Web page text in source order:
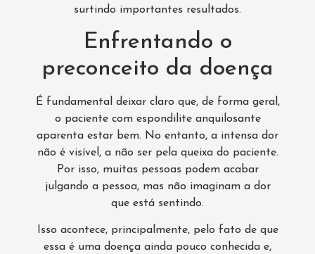
surtindo importantes resultados.
Enfrentando o
preconceito da doença
É fundamental deixar claro que, de forma geral,
o paciente com espondilite anquilosante
aparenta estar bem. No entanto, a intensa dor
não é visível, a não ser pela queixa do paciente.
Por isso, muitas pessoas podem acabar
julgando a pessoa, mas não imaginam a dor
que está sentindo.
Isso acontece, principalmente, pelo fato de que
essa é uma doença ainda pouco conhecida e,